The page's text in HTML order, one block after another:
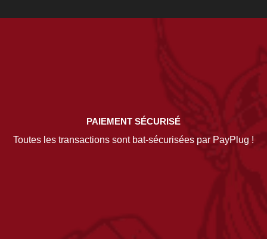
PAIEMENT SÉCURISÉ
Toutes les transactions sont bat-sécurisées par PayPlug !